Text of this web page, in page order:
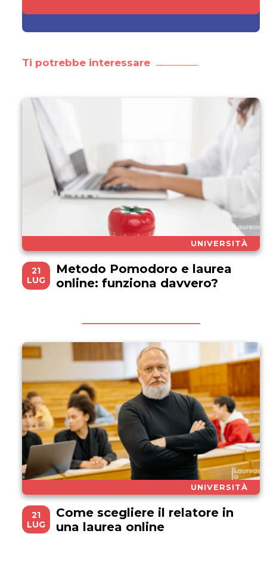
Ti potrebbe interessare
UNIVERSITÀ
21
LUG
Metodo Pomodoro e laurea
online: funziona davvero?
UNIVERSITÀ
21
LUG
Come scegliere il relatore in
una laurea online